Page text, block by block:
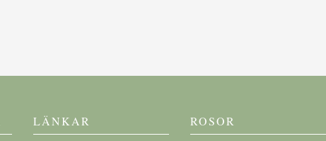
LÄNKAR ROSOR